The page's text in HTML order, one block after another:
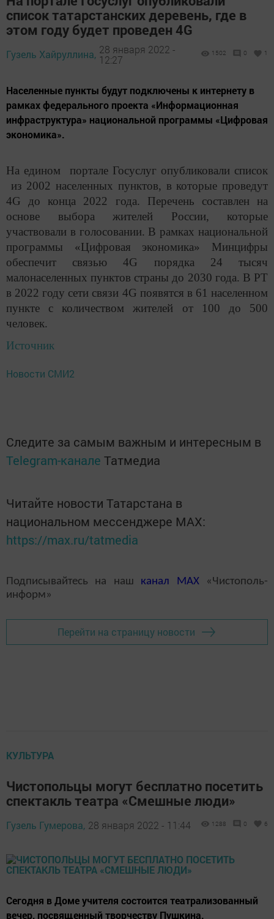
список татарстанских деревень, где в
этом году будет проведен 4G
Гузель Хайруллина, 28 января 2022 -
12:27
1502 0 1
Населенные пункты будут подключены к интернету в
рамках федерального проекта «Информационная
инфраструктура» национальной программы «Цифровая
экономика».
На едином портале Госуслуг опубликовали список
из 2002 населенных пунктов, в которые проведут
4G до конца 2022 года. Перечень составлен на
основе выбора жителей России, которые
участвовали в голосовании. В рамках национальной
программы «Цифровая экономика» Минцифры
обеспечит связью 4G порядка 24 тысяч
малонаселенных пунктов страны до 2030 года. В РТ
в 2022 году сети связи 4G появятся в 61 населенном
пункте с количеством жителей от 100 до 500
человек.
Источник
Новости СМИ2
Следите за самым важным и интересным в
Telegram-канале Татмедиа
Читайте новости Татарстана в
национальном мессенджере MАХ:
https://max.ru/tatmedia
Подписывайтесь на наш канал MAX«Чистополь-
информ»
Перейти на страницу новости
КУЛЬТУРА
Чистопольцы могут бесплатно посетить
спектакль театра «Смешные люди»
Гузель Гумерова, 28 января 2022 - 11:44 1288 0 6
Сегодня в Доме учителя состоится театрализованный
вечер, посвященный творчеству Пушкина.